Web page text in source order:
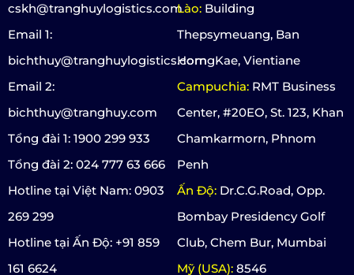
cskh@tranghuylogistics.com
Email 1:
bichthuy@tranghuylogistics.com
Email 2:
bichthuy@tranghuy.com
Tổng đài 1: 1900 299 933
Tổng đài 2: 024 777 63 666
Hotline tại Việt Nam: 0903
269 299
Hotline tại Ấn Độ: +91 859
161 6624
Lào: Building
Thepsymeuang, Ban
HorngKae, Vientiane
Campuchia: RMT Business
Center, #20EO, St. 123, Khan
Chamkarmorn, Phnom
Penh
Ấn Độ: Dr.C.G.Road, Opp.
Bombay Presidency Golf
Club, Chem Bur, Mumbai
Mỹ (USA): 8546